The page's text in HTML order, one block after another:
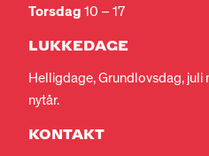
Torsdag 10 – 17
LUKKEDAGE
Helligdage, Grundlovsdag,
nytår.
KONTAKT